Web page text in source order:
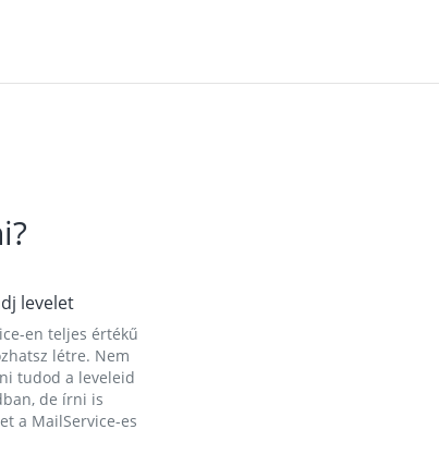
levelet
en teljes értékű
létre. Nem
tudod a leveleid
de írni is
a MailService-es